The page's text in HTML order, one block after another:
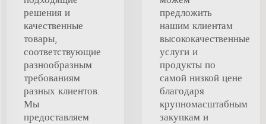
решения и
качественные
товары,
соответствующие
разнообразным
требованиям
разных клиентов.
Мы
предоставляем
предложить
нашим клиентам
высококачественные
услуги и
продукты по
самой низкой цене
благодаря
крупномасштабным
закупкам и